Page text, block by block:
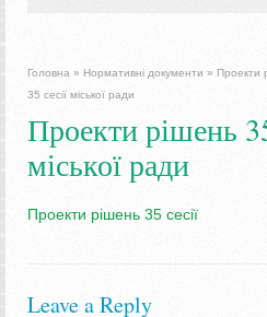
Головна » Нормативні документи » Проекти
35 сесії міської ради
Проекти рішень
міської ради
Проекти рішень 35 сесії
Leave a Reply